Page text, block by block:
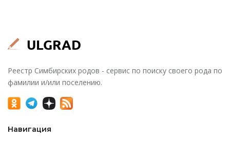
Реестр Симбирских родов - сервис по поиску своего рода по
фамилии и/или поселению.
Навигация